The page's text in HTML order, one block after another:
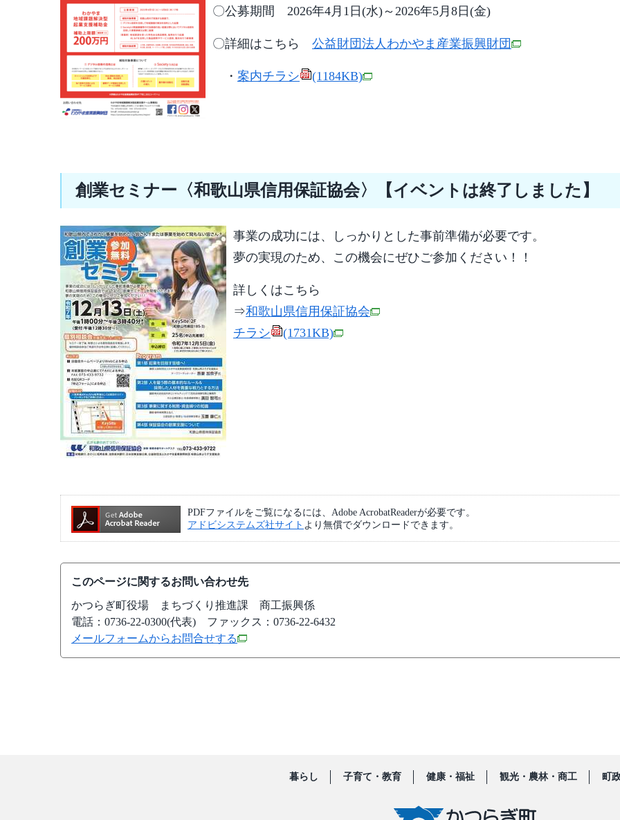
〇公募期間 2026年4月1日(水)～2026年5月8日(金)
〇詳細はこちら 公益財団法人わかやま産業振興財団
・ 案内チラシ (1184KB)
創業セミナー〈和歌山県信用保証協会〉【イベントは終了しました】
事業の成功には、しっかりとした事前準備が必要です。
夢の実現のため、この機会にぜひご参加ください！！
詳しくはこちら
⇒和歌山県信用保証協会
チラシ
(1731KB)
PDFファイルをご覧になるには、Adobe AcrobatReaderが必要です。
アドビシステムズ社サイト より無償でダウンロードできます。
このページに関するお問い合わせ先
かつらぎ町役場
まちづくり推進課 商工振興係
電話：0736-22-0300(代表)
ファックス：0736-22-6432
メールフォームからお問合せする
暮らし 子育て・教育 健康・福祉 観光・農林・商工 町